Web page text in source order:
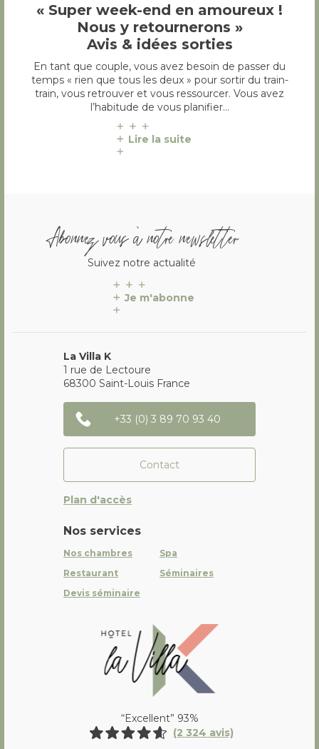
« Super week-end en amoureux !
Nous y retournerons »
Avis & idées sorties
En tant que couple, vous avez besoin de passer du
temps « rien que tous les deux » pour sortir du train-
train, vous retrouver et vous ressourcer. Vous avez
l’habitude de vous planifier…
Lire la suite
Abonnez vous à notre newsletter
Suivez notre actualité
Je m'abonne
La Villa K
1 rue de Lectoure
68300 Saint-Louis France
+33 (0) 3 89 70 93 40
Contact
Plan d'accès
Nos services
Nos chambres
Spa
Restaurant
Séminaires
Devis séminaire
La Villa K Hôtel Spa Restaurant
“Excellent” 93%
(2 324 avis)